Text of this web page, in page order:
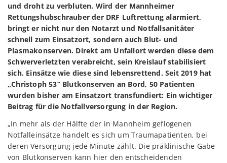
und droht zu verbluten. Wird der Mannheimer
Rettungshubschrauber der DRF Luftrettung alarmiert,
bringt er nicht nur den Notarzt und Notfallsanitäter
schnell zum Einsatzort, sondern auch Blut- und
Plasmakonserven. Direkt am Unfallort werden diese dem
Schwerverletzten verabreicht, sein Kreislauf stabilisiert
sich. Einsätze wie diese sind lebensrettend. Seit 2019 hat
„Christoph 53“ Blutkonserven an Bord, 50 Patienten
wurden bisher am Einsatzort transfundiert: Ein wichtiger
Beitrag für die Notfallversorgung in der Region.
„In mehr als der Hälfte der in Mannheim geflogenen
Notfalleinsätze handelt es sich um Traumapatienten, bei
deren Versorgung jede Minute zählt. Die präklinische Gabe
von Blutkonserven kann hier den entscheidenden